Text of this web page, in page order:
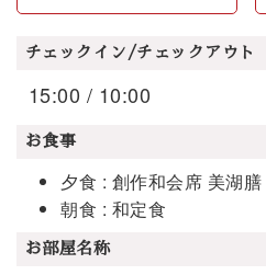
チェックイン/チェックアウト
15:00 / 10:00
お食事
夕食 : 創作和会席 美湖膳
朝食 : 和定食
お部屋名称